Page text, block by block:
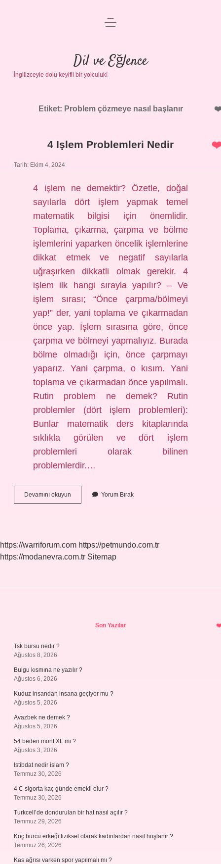
Anasayfa
Gizlilik Politikası
Yasal Uyarı
menüyü
Dil ve Eğlence
İngilizceyle dolu keyifli bir yolculuk!
Etiket: Problem çözmeye nasıl başlanır
4 Işlem Problemleri Nedir
Tarih: Ekim 4, 2024
4 işlem ne demektir? Özetle, doğal
sayılarla dört işlem yapmak temel
matematik bilgisi için önemlidir.
Toplama, çıkarma, çarpma ve bölme
işlemlerini yaparken öncelik işlemlerine
dikkat etmek ve negatif sayılarla
uğraşırken dikkatli olmak gerekir. 4
işlem ilk hangi sırayla yapılır? – Ve
işlem sırası; “Önce çarpma/bölmeyi
yap!” der, yani toplama ve çıkarmadan
önce yap. İşlem sırasına göre, önce
çarpma ve bölmeyi yapmalıyız. Burada
bölme olmadığı için, önce çarpmayı
yaparız. Yani çarpma, o kısım. Yani
toplama ve çıkarmadan önce yapılmalı.
Rutin problem ne demek? Rutin
problemler (dört işlem problemleri):
Bunlar matematik ders kitaplarında
sıklıkla görülen ve dört işlem
problemleri olarak bilinen
problemlerdir.…
Devamını okuyun
Işlem
Yorum Bırak
https://warriforum.com https://petmundo.com.tr
https://modanevra.com.tr Sitemap
Son Yazılar
Tsk bursu nedir ?
Ağustos 8, 2026
Bulgu kısmına ne yazılır ?
Ağustos 6, 2026
Kuduz insandan insana geçiyor mu ?
Ağustos 5, 2026
Avazbek ne demek ?
Ağustos 5, 2026
54 beden mont XL mi ?
Ağustos 3, 2026
Istibdat nedir islam ?
Temmuz 30, 2026
4 C sigorta kaç günde emekli olur ?
Temmuz 30, 2026
Turkcell’de dondurulan bir hat nasıl açılır ?
Temmuz 29, 2026
Koç burcu erkeği fiziksel olarak kadınlardan nasıl hoşlanır ?
Temmuz 26, 2026
Kas ağrısı varken spor yapılmalı mı ?